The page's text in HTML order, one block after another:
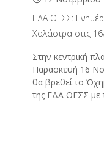
ΕΔΑ ΘΕΣΣ:
Χαλάστρα στις
Στην κεντρική
Παρασκευή 16
θα βρεθεί το
της ΕΔΑ ΘΕΣΣ με